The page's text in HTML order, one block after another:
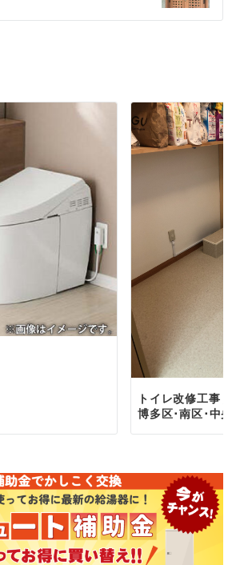
トイレ改修工事
博多区･南区･中